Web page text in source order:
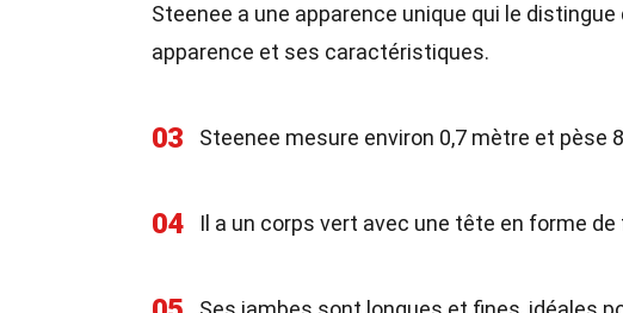
Steenee a une apparence unique qui le
apparence et ses caractéristiques.
03 Steenee mesure environ 0,7 mètre et pèse
04 Il a un corps vert avec une tête en forme